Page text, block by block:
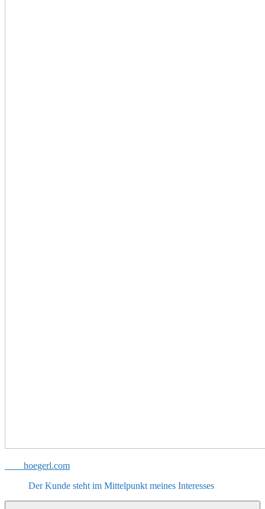
hoegerl.com
Der Kunde steht im Mittelpunkt meines Interesses